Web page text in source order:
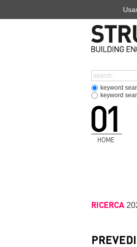
keyword
keyword
HOME
RICERCA